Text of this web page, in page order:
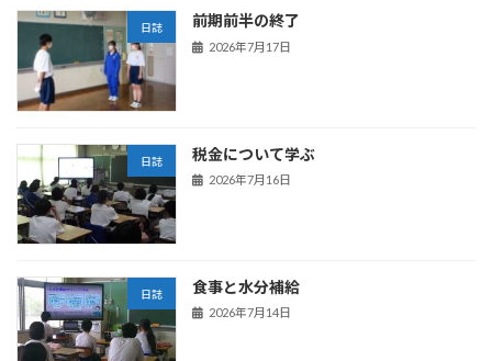
日誌 前期前半の終了
2026年7月17日
日誌 税金について学ぶ
2026年7月16日
日誌 食事と水分補給
2026年7月14日